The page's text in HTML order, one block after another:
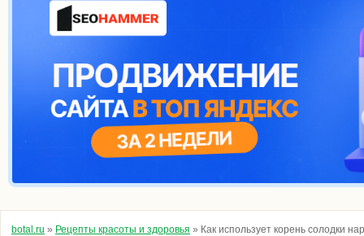
botal.ru » Рецепты красоты и здоровья » Как использует корень солодки